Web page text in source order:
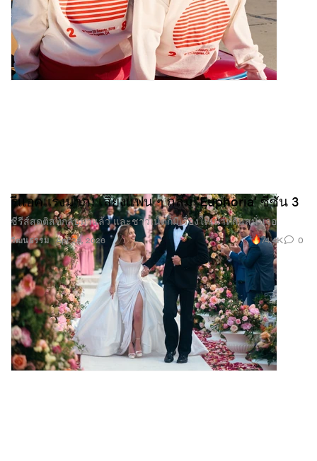
วัฒนธรรม
รีแอคแรงมาก! เสียงแฟน ๆ ถล่ม ‘Euphoria’ ซีซัน 3
ซีรีส์สุดติสท์กลับมาแล้ว และชาวเน็ตก็มีเรื่องให้เมาท์กันสนั่นจอ
Apr 28, 2026 74.4K 0